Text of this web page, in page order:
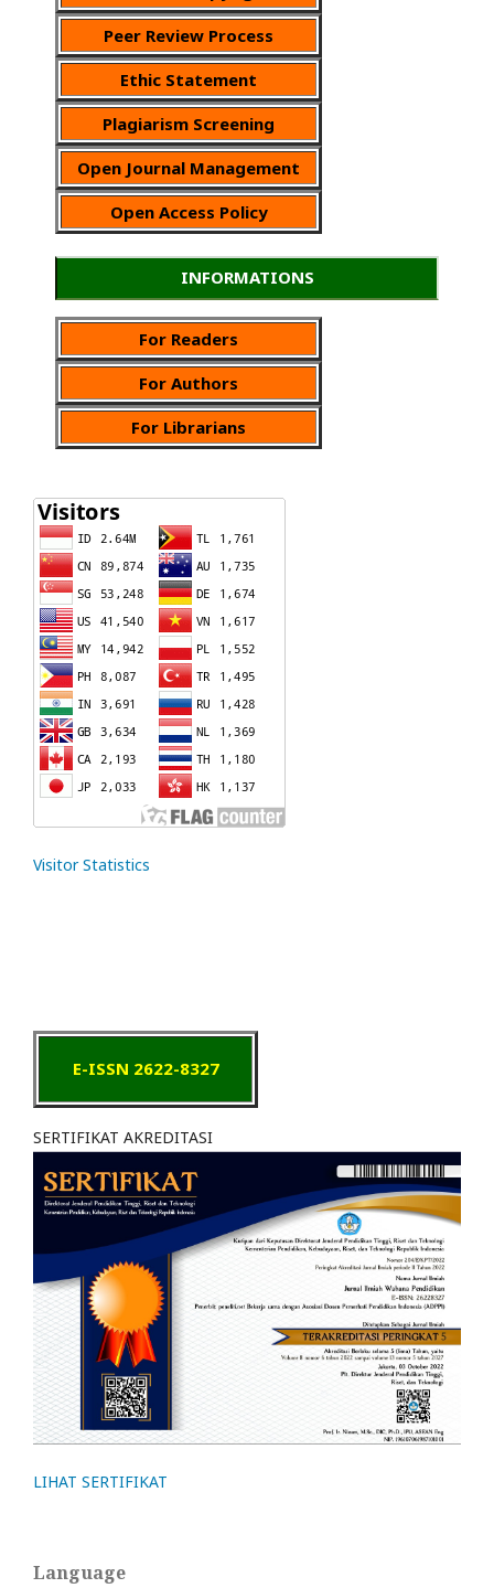
Peer Review Process
Ethic Statement
Plagiarism Screening
Open Journal Management
Open Access Policy
INFORMATIONS
For Readers
For Authors
For Librarians
Visitor Statistics
E-ISSN 2622-8327
SERTIFIKAT AKREDITASI
LIHAT SERTIFIKAT
Language